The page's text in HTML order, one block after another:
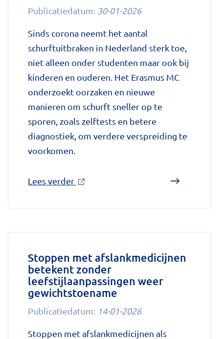
toe'
Nationale
zorggids
Publicatiedatum: 30-01-2026
Sinds corona neemt het aantal
schurftuitbraken in Nederland sterk toe,
niet alleen onder studenten maar ook bij
kinderen en ouderen. Het Erasmus MC
onderzoekt oorzaken en nieuwe
manieren om schurft sneller op te
sporen, zoals zelftests en betere
diagnostiek, om verdere verspreiding te
voorkomen.
Lees verder over
sinds
vergeten
ziekte
meer:
aantal
uitbraken
Stoppen met afslankmedicijnen
betekent zonder
leefstijlaanpassingen weer
gewichtstoename
Publicatiedatum: 14-01-2026
Stoppen met afslankmedicijnen als